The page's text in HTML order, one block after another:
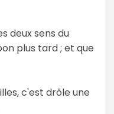
deux sens du
plus tard ; et que
c'est drôle une